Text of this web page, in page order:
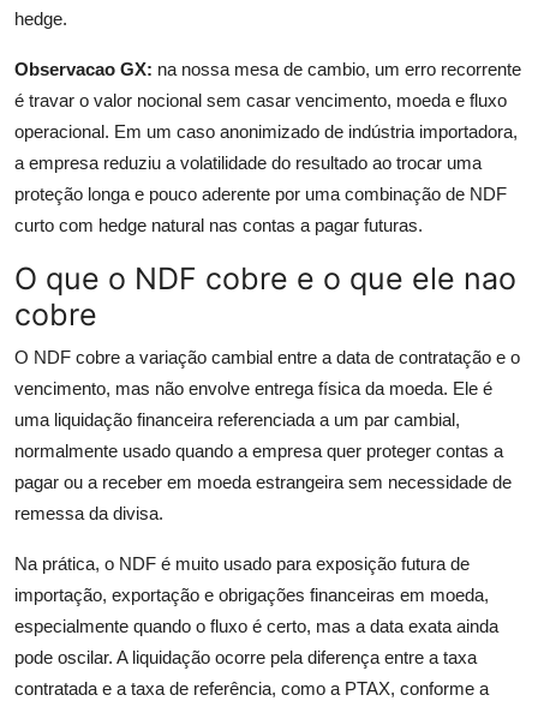
hedge.
Observacao GX: na nossa mesa de cambio, um erro recorrente
é travar o valor nocional sem casar vencimento, moeda e fluxo
operacional. Em um caso anonimizado de indústria importadora,
a empresa reduziu a volatilidade do resultado ao trocar uma
proteção longa e pouco aderente por uma combinação de NDF
curto com hedge natural nas contas a pagar futuras.
O que o NDF cobre e o que ele nao
cobre
O NDF cobre a variação cambial entre a data de contratação e o
vencimento, mas não envolve entrega física da moeda. Ele é
uma liquidação financeira referenciada a um par cambial,
normalmente usado quando a empresa quer proteger contas a
pagar ou a receber em moeda estrangeira sem necessidade de
remessa da divisa.
Na prática, o NDF é muito usado para exposição futura de
importação, exportação e obrigações financeiras em moeda,
especialmente quando o fluxo é certo, mas a data exata ainda
pode oscilar. A liquidação ocorre pela diferença entre a taxa
contratada e a taxa de referência, como a PTAX, conforme a